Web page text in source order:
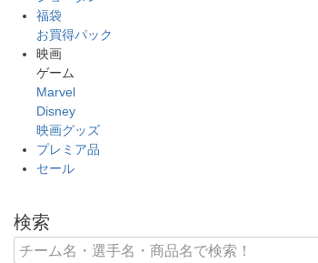
福袋
お買得パック
映画
ゲーム
Marvel
Disney
映画グッズ
プレミア品
セール
検索